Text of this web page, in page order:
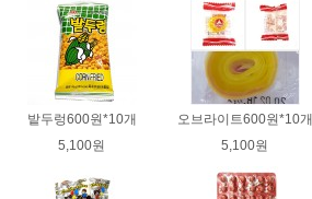
밭두렁600원*10개
5,100원
오브라이트600원*10개
5,100원